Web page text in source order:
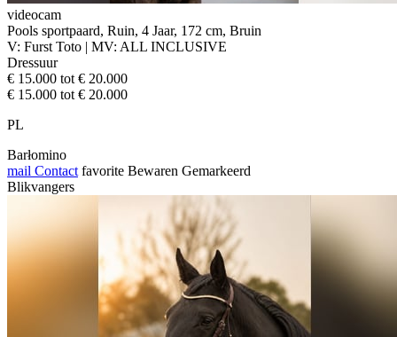
videocam
Pools sportpaard, Ruin, 4 Jaar, 172 cm, Bruin
V: Furst Toto | MV: ALL INCLUSIVE
Dressuur
€ 15.000 tot € 20.000
€ 15.000 tot € 20.000
PL
Barłomino
mail Contact favorite Bewaren Gemarkeerd
Blikvangers